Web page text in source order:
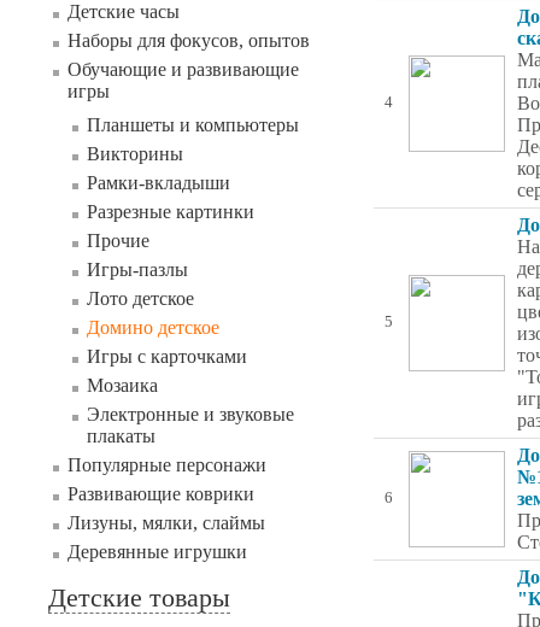
Детские часы
Наборы для фокусов, опытов
Обучающие и развивающие
игры
Планшеты и компьютеры
Викторины
Рамки-вкладыши
Разрезные картинки
Прочие
Игры-пазлы
Лото детское
Домино детское
Игры с карточками
Мозаика
Электронные и звуковые
плакаты
Популярные персонажи
Развивающие коврики
Лизуны, мялки, слаймы
Деревянные игрушки
Детские товары
4
5
6